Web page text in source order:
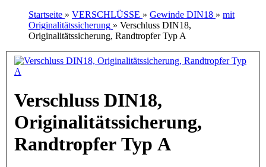
Startseite » VERSCHLÜSSE » Gewinde DIN18 » mit
Originalitätssicherung » Verschluss DIN18,
Originalitätssicherung, Randtropfer Typ A
Verschluss DIN18,
Originalitätssicherung,
Randtropfer Typ A